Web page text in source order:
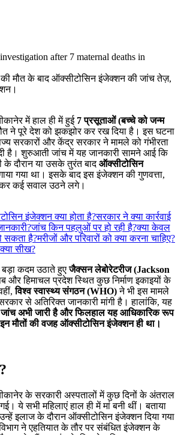
मौत के बाद ऑक्सीटोसिन इंजेक्शन की जांच तेज़,
में हाल ही में हुई 7 प्रसूताओं (बच्चे को जन्म
ने पूरे देश को झकझोर कर रख दिया है। इस घटना
सरकारों और केंद्र सरकार ने मामले को गंभीरता
है। शुरुआती जांच में यह जानकारी सामने आई कि
के दौरान या उसके तुरंत बादऑक्सीटोसिन
गया था। इसके बाद इस इंजेक्शन की गुणवत्ता,
कई सवाल उठने लगे।
इंजेक्शन क्या होता है?सरकार ने क्या कार्रवाई
जांच किन पहलुओं पर हो रही है?क्या केवल
सकता है?मरीजों और परिवारों को क्या करना चाहिए?
सीख?
कदम उठाते हुएजैक्सन लेबोरेटरीज (Jackson
और हिमाचल प्रदेश स्थित कुछ निर्माण इकाइयों के
विश्व स्वास्थ्य संगठन (WHO)ने भी इस मामले
से अतिरिक्त जानकारी मांगी है। हालांकि, यह
जांच अभी जारी है और फिलहाल यह आधिकारिक रूप
मौतों की वजह ऑक्सीटोसिन इंजेक्शन ही था।
के सरकारी अस्पतालों में कुछ दिनों के अंतराल
ये सभी महिलाएं हाल ही में मां बनी थीं। बताया
इलाज के दौरान ऑक्सीटोसिन इंजेक्शन दिया गया
ने एहतियात के तौर पर संबंधित इंजेक्शन के